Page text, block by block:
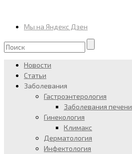
Мы на Яндекс Дзен
Новости
Статьи
Заболевания
Гастроэнтерология
Заболевания печени
Гинекология
Климакс
Дерматология
Инфектология